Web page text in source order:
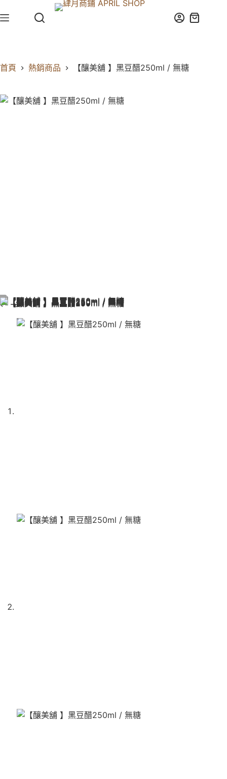
首頁 熱銷商品 【釀美舖 】黑豆醋250ml / 無糖